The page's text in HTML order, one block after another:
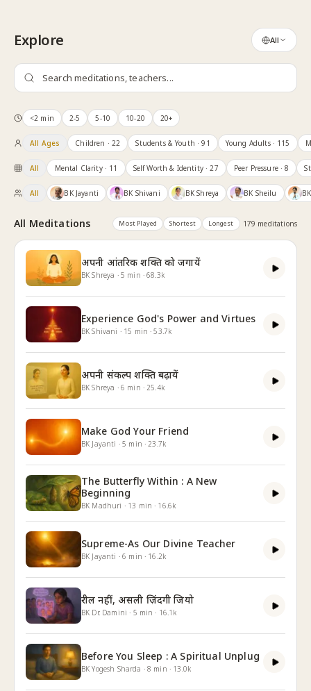
Explore All
<2 min 2-5 5-10 10-20 20+
All Ages Children · 22 Students & Youth · 91 Young Adults· 115
All Mental Clarity· 11 Self Worth & Identity· 27 Peer Pressure· 8
All BK Jayanti BK Shivani BK Shreya BK Sheilu
All Meditations Most Played Shortest Longest 179 meditations
अपनी आंतरिक शक्ति को जगायें
BK Shreya · 5 min ·68.3k
Experience God's Power and Virtues
BK Shivani · 15 min ·53.7k
अपनी संकल्प शक्ति बढ़ायें
BK Shreya · 6 min · 25.4k
Make God Your Friend
BK Jayanti ·5 min · 23.7k
The Butterfly Within : A New
Beginning
BK Madhuri · 13 min · 16.6k
Supreme-As Our Divine Teacher
BK Jayanti ·6 min · 16.2k
रील नहीं, असली ज़िंदगी जियो
BK Dr. Damini · 5 min · 16.1k
Before You Sleep : A Spiritual Unplug
BK Yogesh Sharda ·8 min · 13.0k